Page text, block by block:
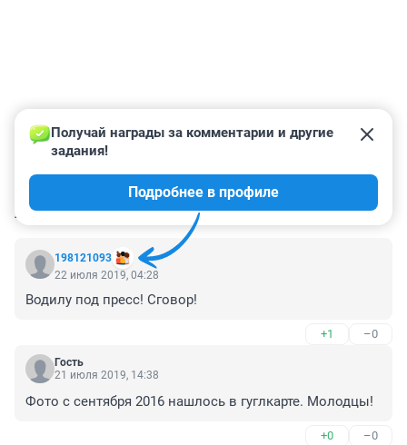
КОММЕНТАРИИ 19
198121093
Получай награды за комментарии и другие
задания!
Подробнее в профиле
22 июля 2019, 04:28
Водилу под пресс! Сговор!
+1 –0
Гость
21 июля 2019, 14:38
Фото с сентября 2016 нашлось в гуглкарте. Молодцы!
+0 –0